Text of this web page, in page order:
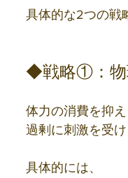
具体的な2つの戦
◆戦略①：物
体力の消費を抑え
過剰に刺激を受
具体的には、